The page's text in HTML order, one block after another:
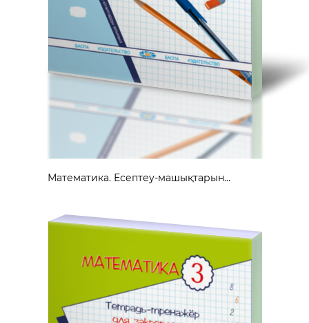
Математика. Есептеу-машықтарын...